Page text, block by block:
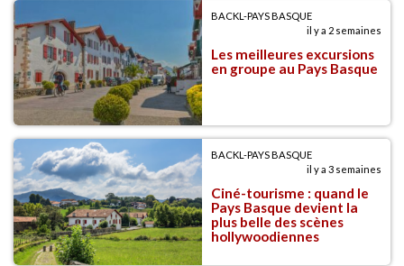
BACKL-PAYS BASQUE
il y a 2 semaines
Les meilleures excursions
en groupe au Pays Basque
BACKL-PAYS BASQUE
il y a 3 semaines
Ciné-tourisme : quand le
Pays Basque devient la
plus belle des scènes
hollywoodiennes